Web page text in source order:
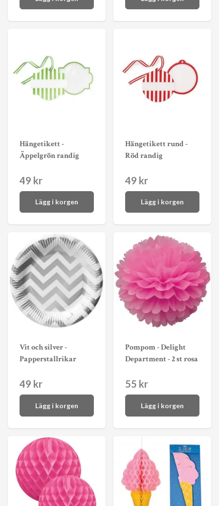
Hängetikett -
Äppelgrön randig
49 kr
Lägg i korgen
Hängetikett rund -
Röd randig
49 kr
Lägg i korgen
Vit och silver -
Papperstallrikar
49 kr
Lägg i korgen
Pompom - Delight
Department - 2 st rosa
55 kr
Lägg i korgen